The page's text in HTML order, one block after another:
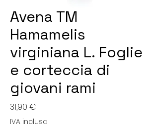
Avena TM
Hamamelis
virginiana L. Foglie
e corteccia di
giovani rami
31,90 €
IVA inclusa